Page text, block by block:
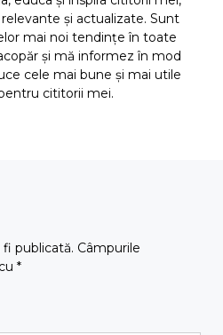
și actualizate. Sunt
mai noi tendințe în toate
și mă informez în mod
cele mai bune și mai utile
cititorii mei.
publicată. Câmpurile
*